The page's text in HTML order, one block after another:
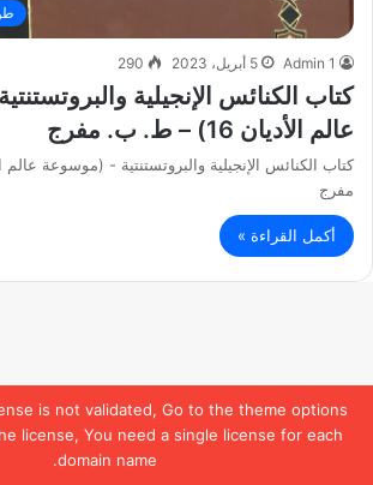
is not validated, Go to the theme options
license, You need a single license for each
domain name.
Admin 1 5 أبريل، 2023 290
كتاب الكنائس الإنجيلية
عالم الأديان 16) – ط. ب. مفرج
مفرج
أكمل القراءة »